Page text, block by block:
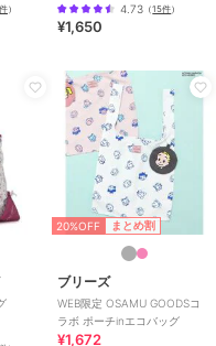
） 4.73 （15件）
¥1,650
20%OFF まとめ割
ブリーズ
WEB限定 OSAMU GOODSコ
ラボ ポーチinエコバッグ
¥1,672